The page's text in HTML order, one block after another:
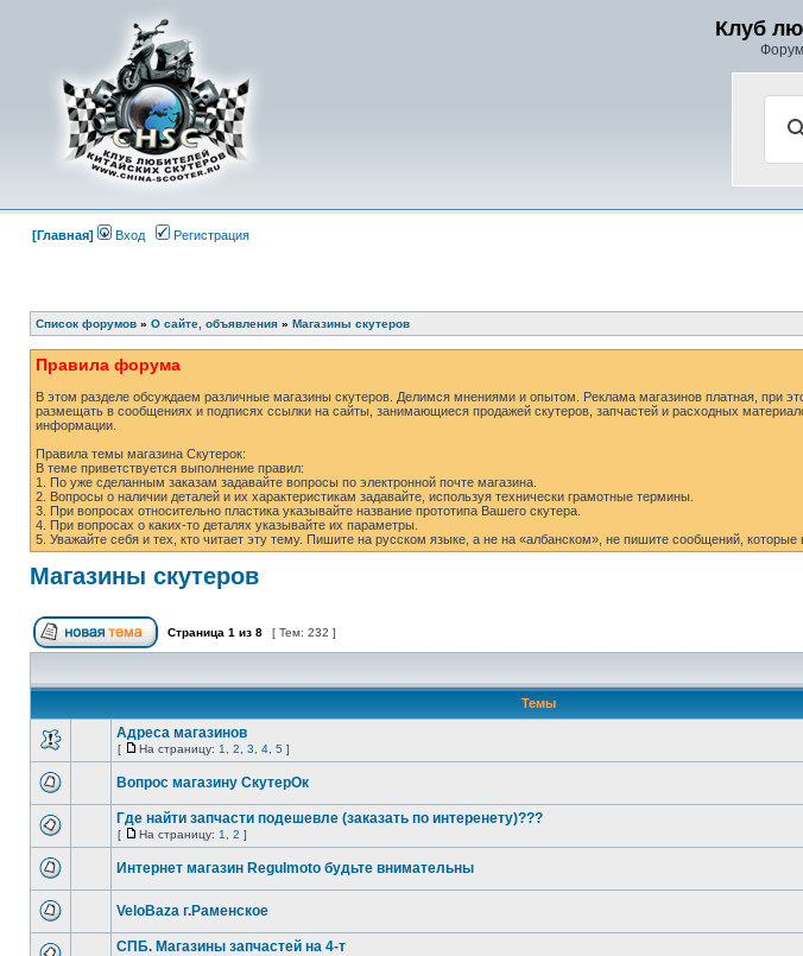
Клуб
Форум
[Главная] Вход Регистрация
Список форумов » О сайте, объявления » Магазины скутеров
Правила форума
В этом разделе обсуждаем различные магазины скутеров. Делимся мнениями и опытом. Реклама магазинов платная, при
размещать в сообщениях и подписях ссылки на сайты, занимающиеся продажей скутеров, запчастей и расходных
информации.
Правила темы магазина Скутерок:
В теме приветствуется выполнение правил:
1. По уже сделанным заказам задавайте вопросы по электронной почте магазина.
2. Вопросы о наличии деталей и их характеристикам задавайте, используя технически грамотные термины.
3. При вопросах относительно пластика указывайте название прототипа Вашего скутера.
4. При вопросах о каких-то деталях указывайте их параметры.
5. Уважайте себя и тех, кто читает эту тему. Пишите на русском языке, а не на «албанском», не пишите сообщений, которые
Магазины скутеров
Страница 1 из 8 [ Тем: 232 ]
Темы
Адреса магазинов
[ На страницу: 1 2 3 4 5 ]
Вопрос магазину СкутерОк
Где найти запчасти подешевле (заказать по интеренету)???
[ На страницу: 1 2 ]
Интернет магазин Regulmoto будьте внимательны
VeloBaza г.Раменское
СПБ. Магазины запчастей на 4-т